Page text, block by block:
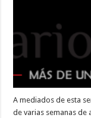
A mediados de esta
de varias semanas de